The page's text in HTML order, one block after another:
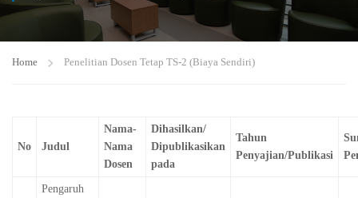
Home Penelitian Dosen Tetap TS-2 (Biaya Sendiri)
No Judul
Nama-
Nama
Dosen
Dihasilkan/
Dipublikasikan
pada
Tahun
Penyajian/Publikasi
Pengaruh